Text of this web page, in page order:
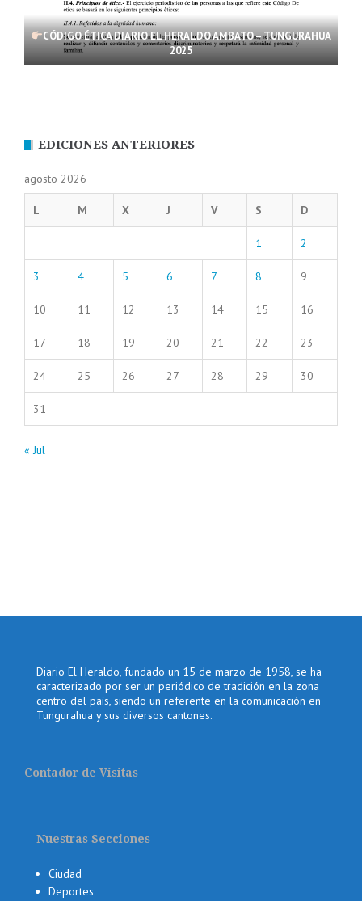
CÓDIGO ÉTICA DIARIO EL HERALDO AMBATO – TUNGURAHUA
2025
EDICIONES ANTERIORES
agosto 2026
L M X J V S D
1 2
3 4 5 6 7 8 9
10 11 12 13 14 15 16
17 18 19 20 21 22 23
24 25 26 27 28 29 30
31
« Jul
Diario El Heraldo, fundado un 15 de marzo de 1958, se ha
caracterizado por ser un periódico de tradición en la zona
centro del país, siendo un referente en la comunicación en
Tungurahua y sus diversos cantones.
Contador de Visitas
Nuestras Secciones
Ciudad
Deportes